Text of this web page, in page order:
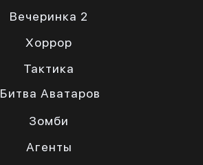
Зомби
Агенты
Тактика
Хоррор
Битва Аватаров
Вечеринка 2